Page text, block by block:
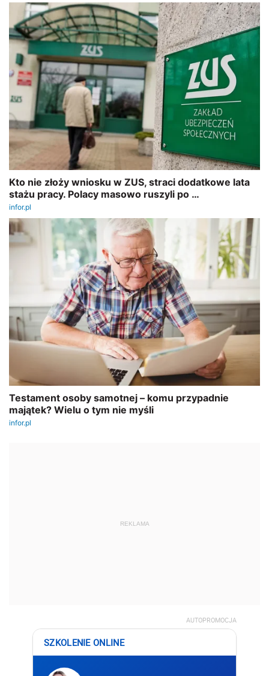
REKLAMA
AUTOPROMOCJA
SZKOLENIE ONLINE